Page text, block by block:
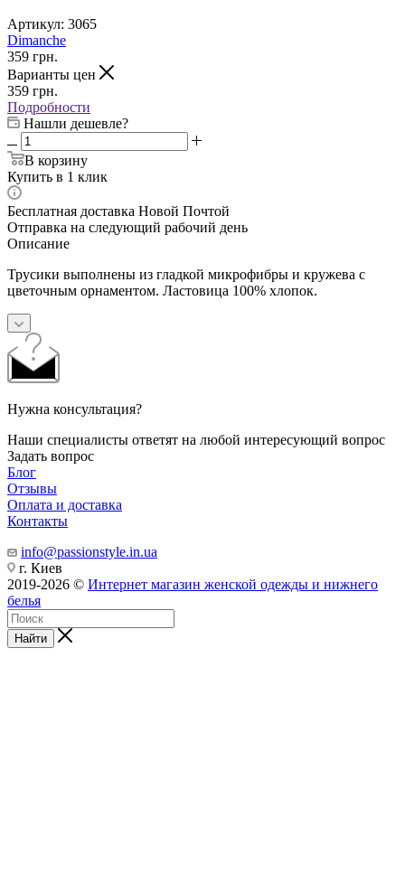
Артикул: 3065
Dimanche
359 грн.
Варианты цен
359 грн.
Подробности
Нашли дешевле?
В корзину
Купить в 1 клик
Бесплатная доставка Новой Почтой
Отправка на следующий рабочий день
Описание
Трусики выполнены из гладкой микрофибры и кружева с
цветочным орнаментом. Ластовица 100% хлопок.
Нужна консультация?
Наши специалисты ответят на любой интересующий вопрос
Задать вопрос
Блог
Отзывы
Оплата и доставка
Контакты
info@passionstyle.in.ua
г. Киев
2019-2026 © Интернет магазин женской одежды и нижнего
белья
Найти